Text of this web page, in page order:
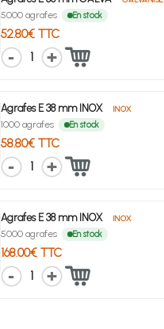
5000 agrafes En stock
52.80€ TTC
1
Agrafes E 38 mm INOX INOX
1000 agrafes En stock
58.80€ TTC
1
Agrafes E 38 mm INOX INOX
5000 agrafes En stock
168.00€ TTC
1